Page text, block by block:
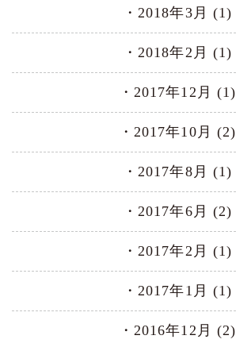
2018年3月 (1)
2018年2月 (1)
2017年12月 (1)
2017年10月 (2)
2017年8月 (1)
2017年6月 (2)
2017年2月 (1)
2017年1月 (1)
2016年12月 (2)